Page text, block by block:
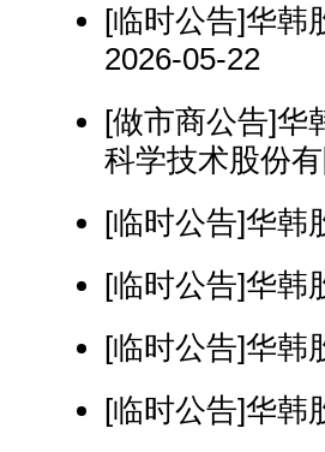
[临时公告]华韩
2026-05-22
[做市商公告]华
科学技术股份
[临时公告]华韩
[临时公告]华韩
[临时公告]华韩
[临时公告]华韩